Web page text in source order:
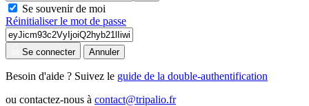
Se souvenir de moi
Réinitialiser le mot de passe
Se connecter Annuler
Besoin d'aide ? Suivez le guide de la double-authentification
ou contactez-nous à contact@tripalio.fr